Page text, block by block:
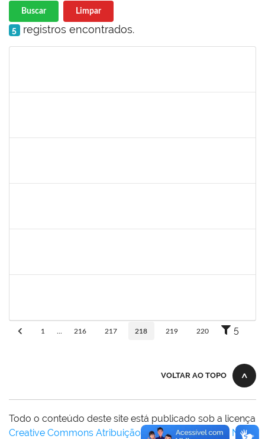
Buscar Limpar
5 registros encontrados.
1 216 217 218 219 220 5
VOLTAR AO TOPO
Todo o conteúdo deste site está publicado sob a licença
Creative Commons Atribuição-SemDerivações 3.0 Não